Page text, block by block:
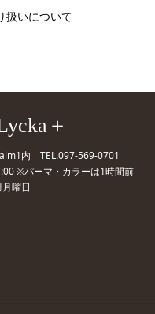
扱いについて
＋
内 TEL.097-569-0701
※パーマ・カラーは1時間前
曜日